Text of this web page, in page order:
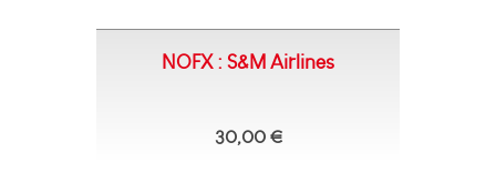
NOFX : S&M Airlines
30,00 €